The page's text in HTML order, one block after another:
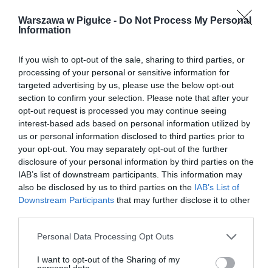
Warszawa w Pigułce - Do Not Process My Personal
Information
If you wish to opt-out of the sale, sharing to third parties, or
processing of your personal or sensitive information for
targeted advertising by us, please use the below opt-out
section to confirm your selection. Please note that after your
opt-out request is processed you may continue seeing
interest-based ads based on personal information utilized by
us or personal information disclosed to third parties prior to
your opt-out. You may separately opt-out of the further
disclosure of your personal information by third parties on the
IAB’s list of downstream participants. This information may
also be disclosed by us to third parties on the IAB’s List of
Downstream Participants that may further disclose it to other
Personal Data Processing Opt Outs
I want to opt-out of the Sharing of my